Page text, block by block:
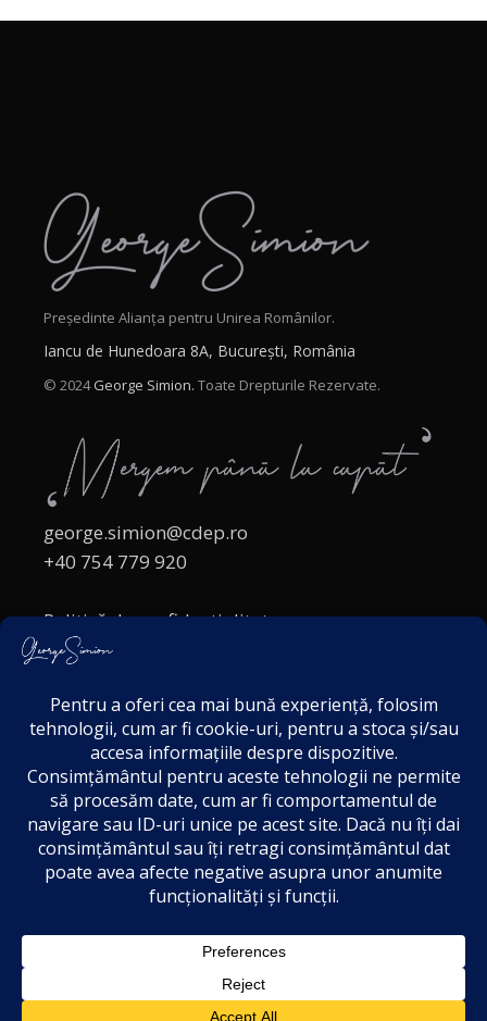
Președinte Alianța pentru Unirea Românilor.
Iancu de Hunedoara 8A, București, România
© 2024George Simion. Toate Drepturile Rezervate.
george.simion@cdep.ro
+40 754 779 920
Politică de confidențialitate
Politica cookies
Acordul de markting
Disclaimer